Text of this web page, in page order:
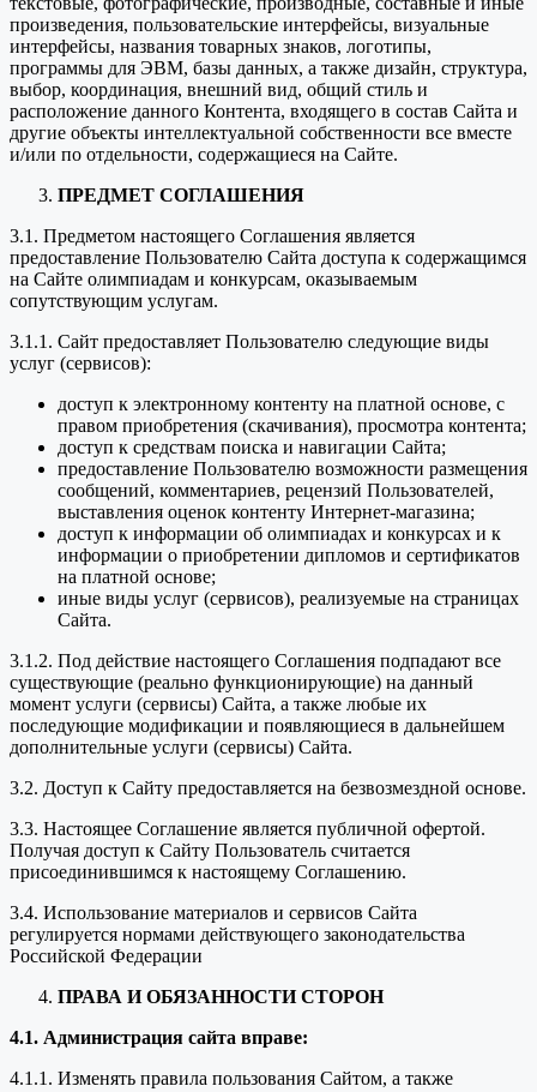
произведения, пользовательские интерфейсы, визуальные
интерфейсы, названия товарных знаков, логотипы,
программы для ЭВМ, базы данных, а также дизайн, структура,
выбор, координация, внешний вид, общий стиль и
расположение данного Контента, входящего в состав Сайта и
другие объекты интеллектуальной собственности все вместе
и/или по отдельности, содержащиеся на Сайте.
ПРЕДМЕТ СОГЛАШЕНИЯ
3.1. Предметом настоящего Соглашения является
предоставление Пользователю Сайта доступа к содержащимся
на Сайте олимпиадам и конкурсам, оказываемым
сопутствующим услугам.
3.1.1. Сайт предоставляет Пользователю следующие виды
услуг (сервисов):
доступ к электронному контенту на платной основе, с
правом приобретения (скачивания), просмотра контента;
доступ к средствам поиска и навигации Сайта;
предоставление Пользователю возможности размещения
сообщений, комментариев, рецензий Пользователей,
выставления оценок контенту Интернет-магазина;
доступ к информации об олимпиадах и конкурсах и к
информации о приобретении дипломов и сертификатов
на платной основе;
иные виды услуг (сервисов), реализуемые на страницах
Сайта.
3.1.2. Под действие настоящего Соглашения подпадают все
существующие (реально функционирующие) на данный
момент услуги (сервисы) Сайта, а также любые их
последующие модификации и появляющиеся в дальнейшем
дополнительные услуги (сервисы) Сайта.
3.2. Доступ к Сайту предоставляется на безвозмездной основе.
3.3. Настоящее Соглашение является публичной офертой.
Получая доступ к Сайту Пользователь считается
присоединившимся к настоящему Соглашению.
3.4. Использование материалов и сервисов Сайта
регулируется нормами действующего законодательства
Российской Федерации
ПРАВА И ОБЯЗАННОСТИ СТОРОН
4.1. Администрация сайта вправе:
4.1.1. Изменять правила пользования Сайтом, а также